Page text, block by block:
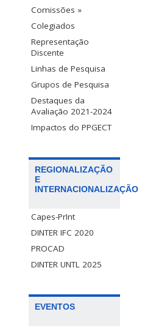
Comissões »
Colegiados
Representação
Discente
Linhas de Pesquisa
Grupos de Pesquisa
Destaques da
Avaliação 2021-2024
Impactos do PPGECT
REGIONALIZAÇÃO
E
INTERNACIONALIZAÇÃO
Capes-PrInt
DINTER IFC 2020
PROCAD
DINTER UNTL 2025
EVENTOS